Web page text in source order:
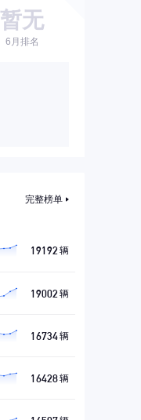
暂无
6月排名
完整榜单
19192 辆
19002 辆
16734辆
16428辆